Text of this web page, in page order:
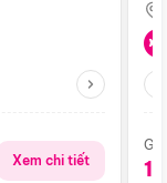
Xem chi tiết